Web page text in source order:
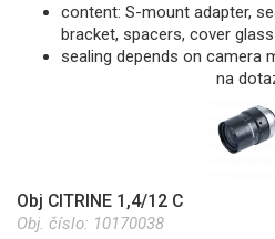
content: S-mount adapter,
bracket, spacers, cover glass
sealing depends on camera
na
Obj CITRINE 1,4/12 C
Obj. číslo: 10170038